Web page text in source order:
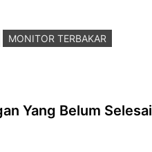
MONITOR TERBAKAR
Yang Belum Selesai